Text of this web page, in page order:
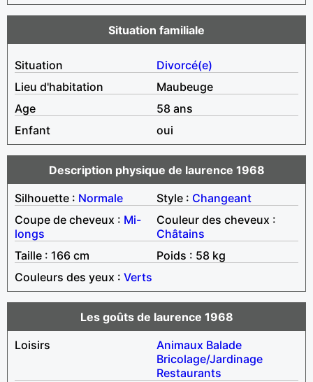
Situation familiale
Situation
Divorcé(e)
Lieu d'habitation
Maubeuge
Age
58 ans
Enfant
oui
Description physique de laurence 1968
Silhouette : Normale Style : Changeant
Coupe de cheveux : Mi-
longs
Couleur des cheveux :
Châtains
Taille : 166 cm
Poids : 58 kg
Couleurs des yeux : Verts
Les goûts de laurence 1968
Loisirs
Animaux Balade
Bricolage/Jardinage
Restaurants